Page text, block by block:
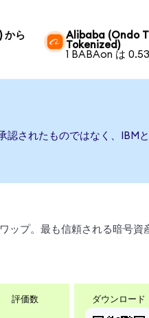
から
Alibaba (Ondo
Tokenized)
1 BABAon は
認されたものではなく、
プ。最も信頼される暗号資
評価数 ダウンロード